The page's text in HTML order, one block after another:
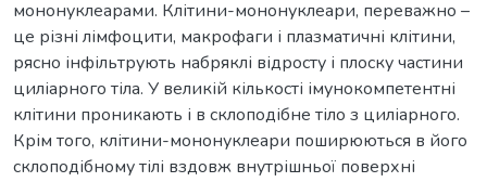
мононуклеарами. Клітини-мононуклеари, переважно –
це різні лімфоцити, макрофаги і плазматичні клітини,
рясно інфільтрують набряклі відросту і плоску частини
циліарного тіла. У великій кількості імунокомпетентні
клітини проникають і в склоподібне тіло з циліарного.
Крім того, клітини-мононуклеари поширюються в його
склоподібному тілі вздовж внутрішньої поверхні